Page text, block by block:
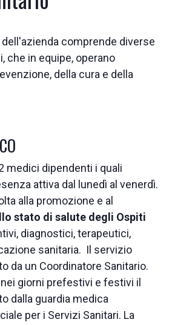
comprende diverse
che in equipe, operano
della cura e della
medici dipendenti i quali
attiva dal lunedì al venerdì.
alla promozione e al
stato di salute degli Ospiti
diagnostici, terapeutici,
sanitaria. Il servizio
da un Coordinatore Sanitario.
giorni prefestivi e festivi il
dalla guardia medica
per i Servizi Sanitari. La